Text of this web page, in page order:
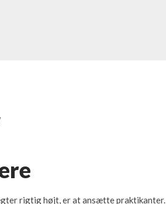
rigtig højt, er at ansætte praktikanter.